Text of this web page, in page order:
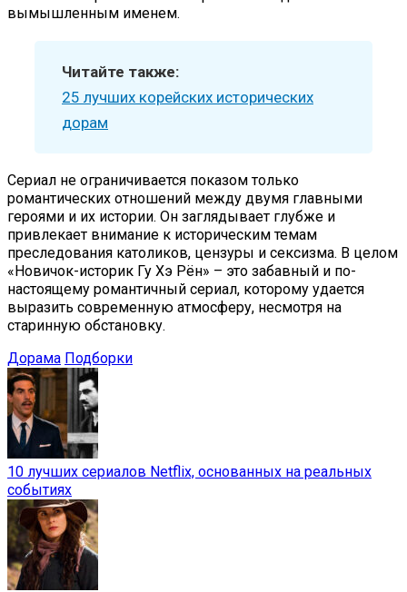
вымышленным именем.
Читайте также:
25 лучших корейских исторических
дорам
Сериал не ограничивается показом только
романтических отношений между двумя главными
героями и их истории. Он заглядывает глубже и
привлекает внимание к историческим темам
преследования католиков, цензуры и сексизма. В целом
«Новичок-историк Гу Хэ Рён» – это забавный и по-
настоящему романтичный сериал, которому удается
выразить современную атмосферу, несмотря на
старинную обстановку.
Дорама Подборки
10 лучших сериалов Netflix, основанных на реальных
событиях